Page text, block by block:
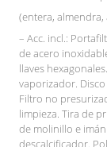
(entera, almendra,
– Acc. incl.:
de acero
llaves
vaporizador.
Filtro no
limpieza. Tira de
de molinillo e
descalcificador.